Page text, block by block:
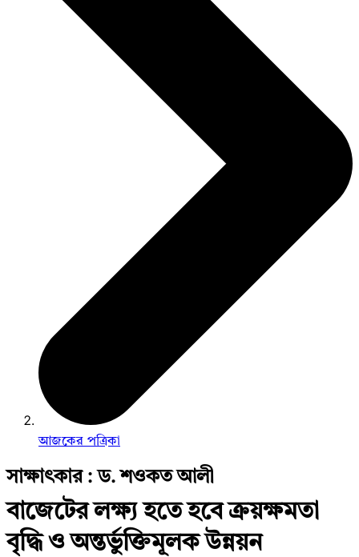
আজকের পত্রিকা
সাক্ষাৎকার : ড. শওকত আলী
বাজেটের লক্ষ্য হতে হবে ক্রয়ক্ষমতা
বৃদ্ধি ও অন্তর্ভুক্তিমূলক উন্নয়ন